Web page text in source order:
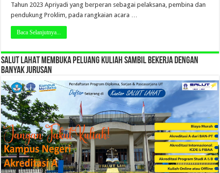
Tahun 2023 Apriyadi yang berperan sebagai pelaksana, pembina dan
pendukung Proklim, pada rangkaian acara …
Baca Selanjutnya...
SALUT LAHAT MEMBUKA PELUANG KULIAH SAMBIL BEKERJA DENGAN
BANYAK JURUSAN